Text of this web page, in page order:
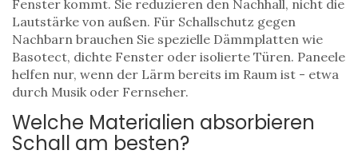
Fenster kommt. Sie reduzieren den Nachhall, nicht die
Lautstärke von außen. Für Schallschutz gegen
Nachbarn brauchen Sie spezielle Dämmplatten wie
Basotect, dichte Fenster oder isolierte Türen. Paneele
helfen nur, wenn der Lärm bereits im Raum ist - etwa
durch Musik oder Fernseher.
Welche Materialien absorbieren
Schall am besten?